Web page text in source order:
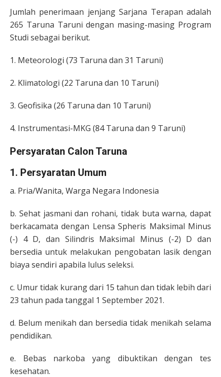
Jumlah penerimaan jenjang Sarjana Terapan adalah
265 Taruna Taruni dengan masing-masing Program
Studi sebagai berikut.
1. Meteorologi (73 Taruna dan 31 Taruni)
2. Klimatologi (22 Taruna dan 10 Taruni)
3. Geofisika (26 Taruna dan 10 Taruni)
4. Instrumentasi-MKG (84 Taruna dan 9 Taruni)
Persyaratan Calon Taruna
1. Persyaratan Umum
a. Pria/Wanita, Warga Negara Indonesia
b. Sehat jasmani dan rohani, tidak buta warna, dapat
berkacamata dengan Lensa Spheris Maksimal Minus
(-) 4 D, dan Silindris Maksimal Minus (-2) D dan
bersedia untuk melakukan pengobatan lasik dengan
biaya sendiri apabila lulus seleksi.
c. Umur tidak kurang dari 15 tahun dan tidak lebih dari
23 tahun pada tanggal 1 September 2021.
d. Belum menikah dan bersedia tidak menikah selama
pendidikan.
e. Bebas narkoba yang dibuktikan dengan tes
kesehatan.